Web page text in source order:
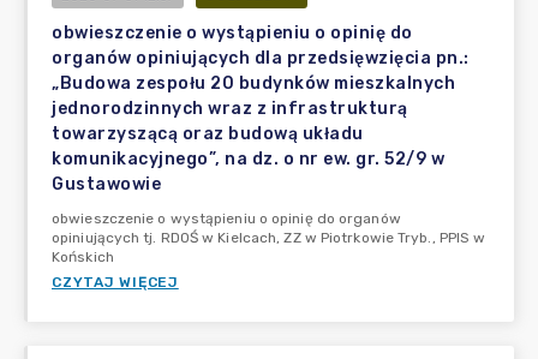
obwieszczenie o wystąpieniu o opinię do
organów opiniujących dla przedsięwzięcia pn.:
„Budowa zespołu 20 budynków mieszkalnych
jednorodzinnych wraz z infrastrukturą
towarzyszącą oraz budową układu
komunikacyjnego”, na dz. o nr ew. gr. 52/9 w
Gustawowie
obwieszczenie o wystąpieniu o opinię do organów
opiniujących tj. RDOŚ w Kielcach, ZZ w Piotrkowie Tryb., PPIS w
Końskich
CZYTAJ WIĘCEJ